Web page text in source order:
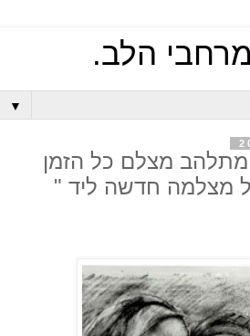
מרחבי הלב.
▼
מצלם כל הזמן
מצלמה חדשה ליד "